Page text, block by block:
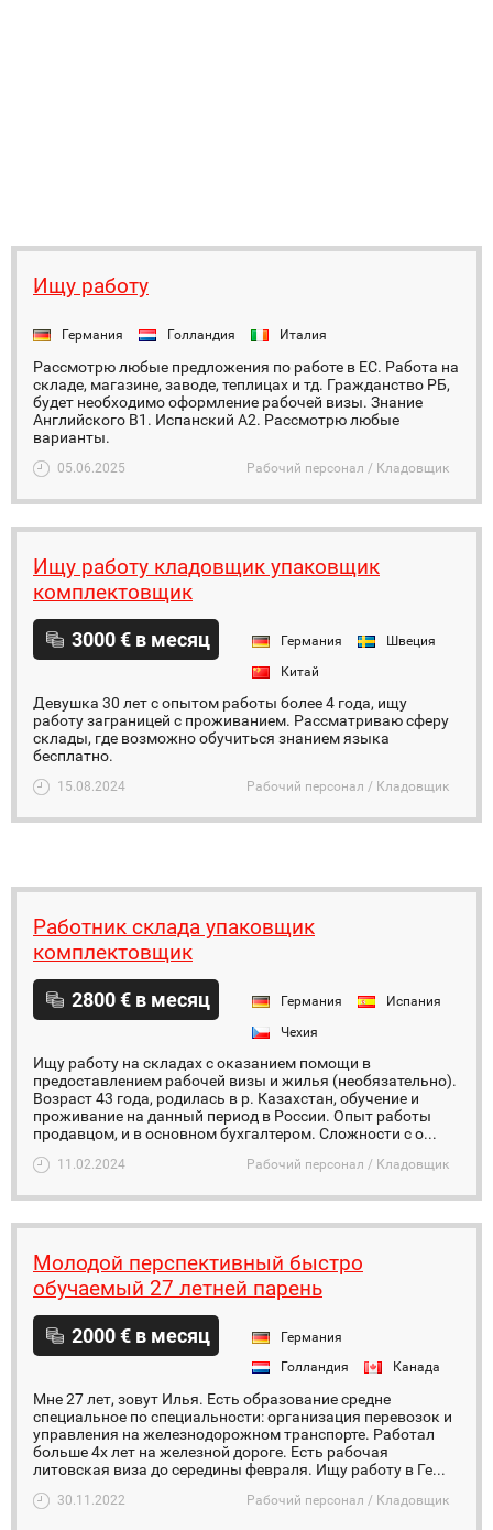
Ищу работу
Германия Голландия Италия
Рассмотрю любые предложения по работе в ЕС. Работа на
складе, магазине, заводе, теплицах и тд. Гражданство РБ,
будет необходимо оформление рабочей визы. Знание
Английского B1. Испанский А2. Рассмотрю любые
варианты.
05.06.2025 Рабочий персонал / Кладовщик
Ищу работу кладовщик упаковщик
комплектовщик
3000 € в месяц Германия
Швеция
Китай
Девушка 30 лет с опытом работы более 4 года, ищу
работу заграницей с проживанием. Рассматриваю сферу
склады, где возможно обучиться знанием языка
бесплатно.
15.08.2024 Рабочий персонал / Кладовщик
Работник склада упаковщик
комплектовщик
2800 € в месяц Германия
Испания
Чехия
Ищу работу на складах с оказанием помощи в
предоставлением рабочей визы и жилья (необязательно).
Возраст 43 года, родилась в р. Казахстан, обучение и
проживание на данный период в России. Опыт работы
продавцом, и в основном бухгалтером. Сложности с о...
11.02.2024 Рабочий персонал / Кладовщик
Молодой перспективный быстро
обучаемый 27 летней парень
2000 € в месяц
Германия
Голландия
Канада
Мне 27 лет, зовут Илья. Есть образование средне
специальное по специальности: организация перевозок и
управления на железнодорожном транспорте. Работал
больше 4х лет на железной дороге. Есть рабочая
литовская виза до середины февраля. Ищу работу в Ге...
30.11.2022 Рабочий персонал / Кладовщик